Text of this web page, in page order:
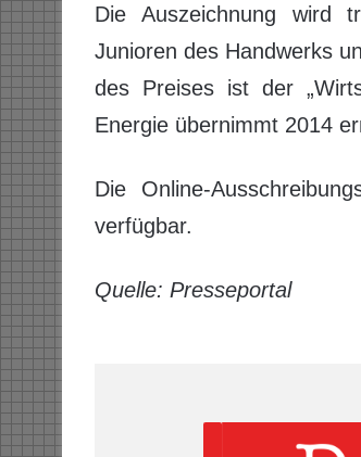
Die Auszeichnung wird
Junioren des Handwerks
des Preises ist der
Energie übernimmt 2014
Die Online-
verfügbar.
Quelle: Presseportal